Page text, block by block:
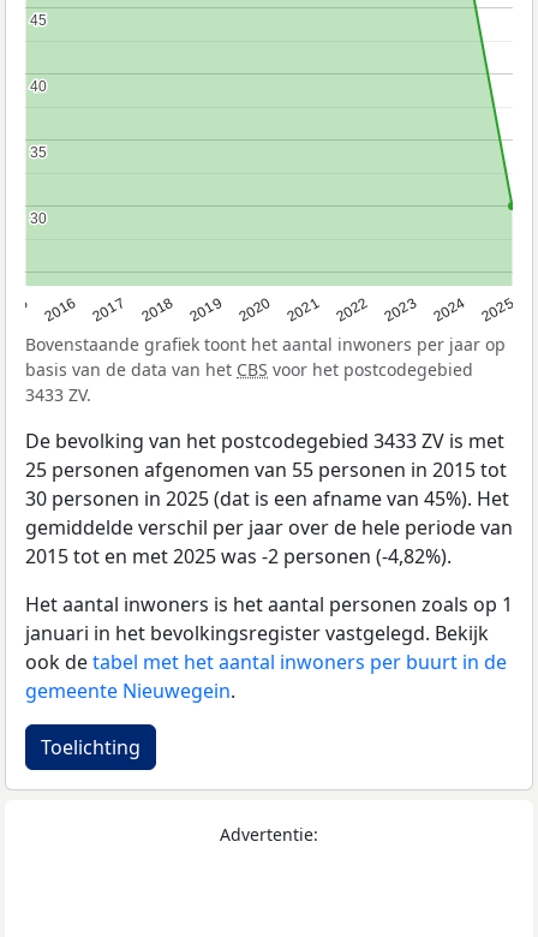
2016 2017 2018 2019 2020 2021 2022 2023 2024 2025
30
30
35
35
40
40
45
45
Bovenstaande grafiek toont het aantal inwoners per jaar op
basis van de data van het CBS voor het postcodegebied
3433 ZV.
De bevolking van het postcodegebied 3433 ZV is met
25 personen afgenomen van 55 personen in 2015 tot
30 personen in 2025 (dat is een afname van 45%). Het
gemiddelde verschil per jaar over de hele periode van
2015 tot en met 2025 was -2 personen (-4,82%).
Het aantal inwoners is het aantal personen zoals op 1
januari in het bevolkingsregister vastgelegd. Bekijk
ook detabel met het aantal inwoners per buurt in de
gemeente Nieuwegein.
Toelichting
Advertentie: